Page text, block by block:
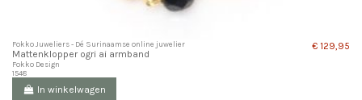
Fokko Juweliers - Dé Surinaamse online juwelier
Mattenklopper ogri ai armband
Fokko Design
1548
€ 129,95
In winkelwagen